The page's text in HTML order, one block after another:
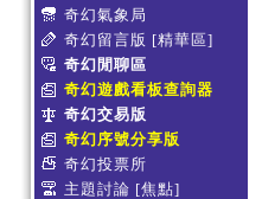
奇幻氣象局
奇幻留言版 [精華區]
奇幻閒聊區
奇幻遊戲看板查詢器
奇幻交易版
奇幻序號分享版
奇幻投票所
主題討論 [焦點]